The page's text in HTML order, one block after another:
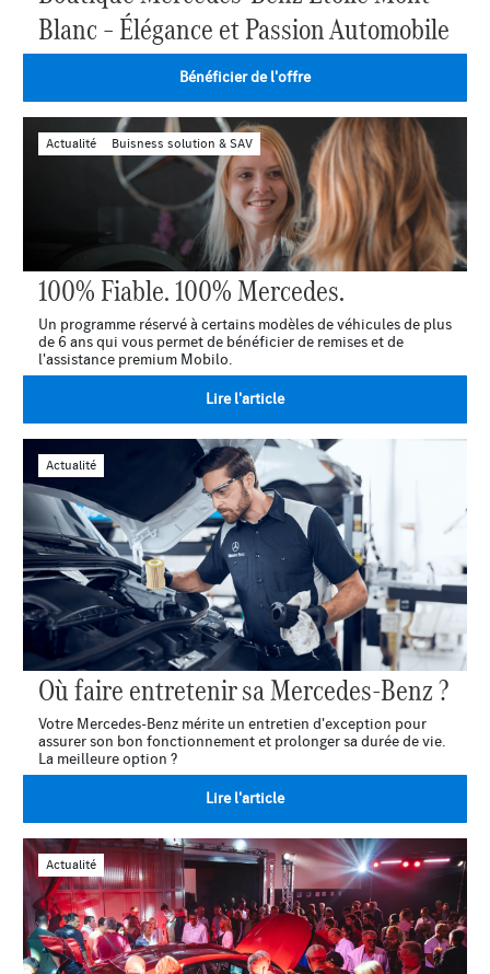
Blanc – Élégance et Passion Automobile
Bénéficier de l'offre
100% Fiable. 100% Mercedes.
Un programme réservé à certains modèles de véhicules de plus
de 6 ans qui vous permet de bénéficier de remises et de
l'assistance premium Mobilo.
Lire l'article
Actualité Buisness solution & SAV
Où faire entretenir sa Mercedes-Benz ?
Votre Mercedes-Benz mérite un entretien d'exception pour
assurer son bon fonctionnement et prolonger sa durée de vie.
La meilleure option ?
Lire l'article
Actualité
Actualité